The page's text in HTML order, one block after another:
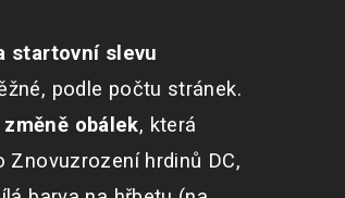
startovní slevu
podle počtu stránek.
obálek, která
hrdinů DC,